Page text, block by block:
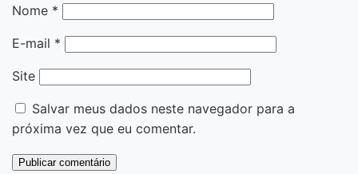
Nome *
E-mail *
Site
Salvar meus dados neste navegador para a
próxima vez que eu comentar.